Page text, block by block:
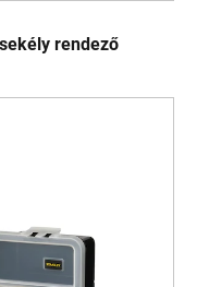
rendező